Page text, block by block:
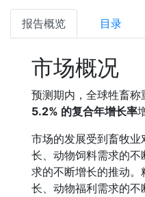
报告概览 目录
市场概况
预测期内，全球牲畜
5.2% 的复合年增长率
市场的发展受到畜牧
长、动物饲料需求的
求的不断增长的推动
长、动物福利需求的